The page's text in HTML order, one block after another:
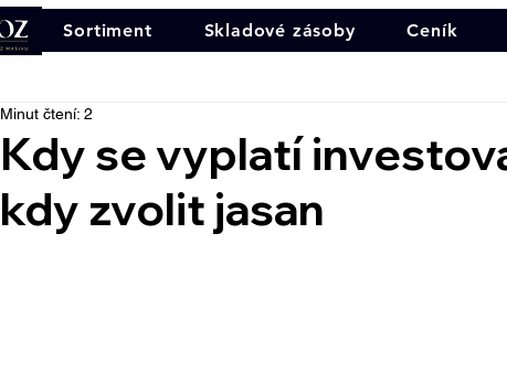
Sortiment Skladové zásoby Ceník
Kdy se vyplatí
kdy zvolit jasan
Minut čtení: 2